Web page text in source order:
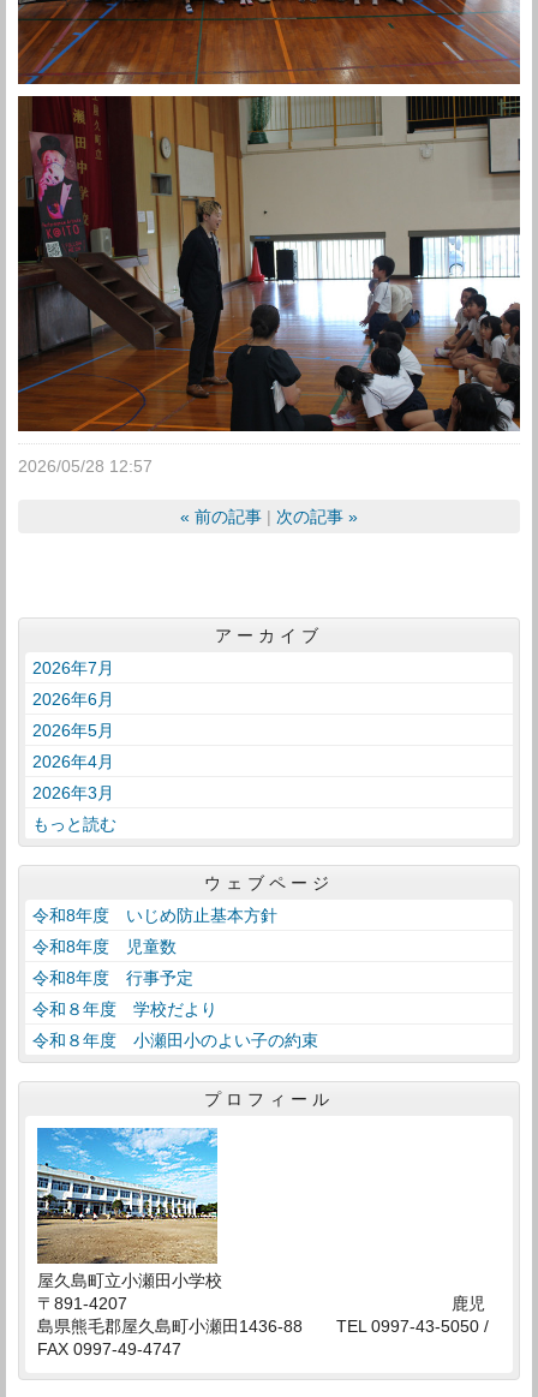
2026/05/28 12:57
« 前の記事 次の記事 »
アーカイブ
2026年7月
2026年6月
2026年5月
2026年4月
2026年3月
もっと読む
ウェブページ
令和8年度 いじめ防止基本方針
令和8年度 児童数
令和8年度 行事予定
令和８年度 学校だより
令和８年度 小瀬田小のよい子の約束
プロフィール
屋久島町立小瀬田小学校
〒891-4207 鹿児
島県熊毛郡屋久島町小瀬田1436-88 TEL 0997-43-5050 /
FAX 0997-49-4747